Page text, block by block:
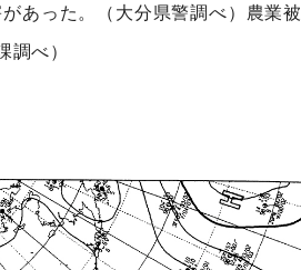
あった。（大分県警調べ）農業被
調べ）